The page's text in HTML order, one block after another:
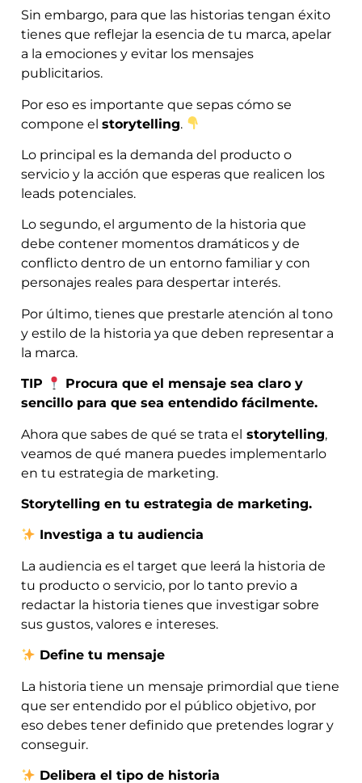
Sin embargo, para que las historias tengan éxito
tienes que reflejar la esencia de tu marca, apelar
a la emociones y evitar los mensajes
publicitarios.
Por eso es importante que sepas cómo se
compone el storytelling.
Lo principal es la demanda del producto o
servicio y la acción que esperas que realicen los
leads potenciales.
Lo segundo, el argumento de la historia que
debe contener momentos dramáticos y de
conflicto dentro de un entorno familiar y con
personajes reales para despertar interés.
Por último, tienes que prestarle atención al tono
y estilo de la historia ya que deben representar a
la marca.
TIP
Procura que el mensaje sea claro y
sencillo para que sea entendido fácilmente.
Ahora que sabes de qué se trata el storytelling,
veamos de qué manera puedes implementarlo
en tu estrategia de marketing.
Storytelling en tu estrategia de marketing.
Investiga a tu audiencia
La audiencia es el target que leerá la historia de
tu producto o servicio, por lo tanto previo a
redactar la historia tienes que investigar sobre
sus gustos, valores e intereses.
Define tu mensaje
La historia tiene un mensaje primordial que tiene
que ser entendido por el público objetivo, por
eso debes tener definido que pretendes lograr y
conseguir.
Delibera el tipo de historia